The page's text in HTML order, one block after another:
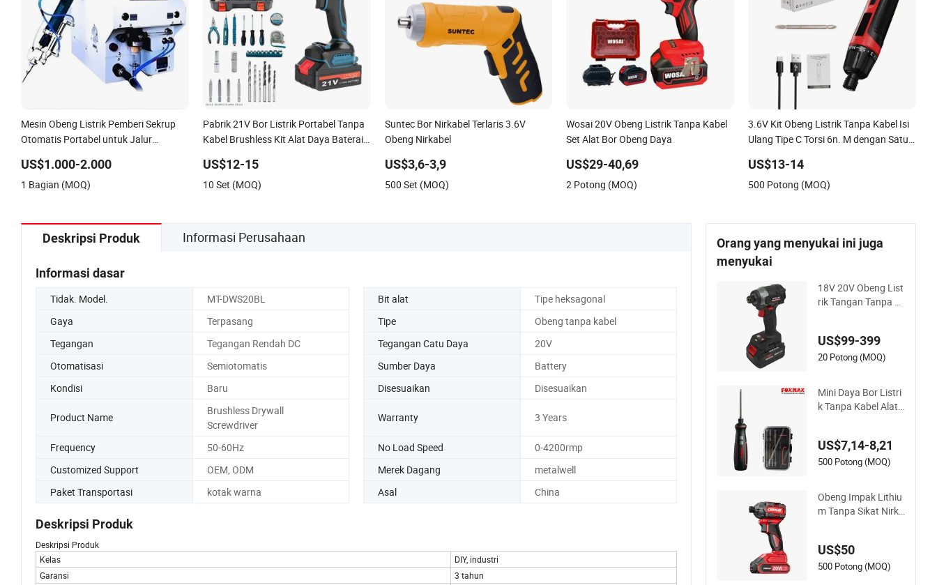
Mesin Obeng Listrik Pemberi Sekrup
Otomatis Portabel untuk Jalur
US$1.000-2.000
1 Bagian (MOQ)
Pabrik 21V Bor Listrik Portabel Tanpa
Kabel Brushless Kit Alat Daya Baterai
US$12-15
10 Set (MOQ)
Suntec Bor Nirkabel Terlaris 3.6V
Obeng Nirkabel
US$3,6-3,9
500 Set (MOQ)
Wosai 20V Obeng Listrik Tanpa Kabel
Set Alat Bor Obeng Daya
US$29-40,69
2 Potong (MOQ)
3.6V Kit Obeng Listrik Tanpa Kabel Isi
Ulang Tipe C Torsi 6n. M dengan Satu
Kotak Penyimpanan
US$13-14
500 Potong (MOQ)
Deskripsi Produk Informasi Perusahaan
Informasi dasar
Tidak. Model. MT-DWS20BL Bit alat
Tipe heksagonal
Gaya
Terpasang Tipe
Obeng tanpa kabel
Tegangan
Tegangan Rendah DC Tegangan Catu Daya
20V
Otomatisasi
Semiotomatis Sumber Daya
Battery
Kondisi
Baru Disesuaikan Disesuaikan
Product Name
Brushless Drywall
Screwdriver
Warranty 3 Years
Frequency 50-60Hz No Load Speed
0-4200rmp
Customized Support
OEM, ODM Merek Dagang
metalwell
Paket Transportasi
kotak warna Asal China
Deskripsi Produk
Deskripsi Produk
Kelas
DIY, industri
Garansi
3 tahun
Orang yang menyukai ini juga
menyukai
18V 20V Obeng List
rik Tangan Tanpa K
mpak Tanpa Sikat
US$99-399
20 Potong (MOQ)
Mini Daya Bor Listri
k Tanpa Kabel Alat
US$7,14-8,21
500 Potong (MOQ)
Obeng Impak Lithiu
m Tanpa Sikat Nirka
US$50
500 Potong (MOQ)